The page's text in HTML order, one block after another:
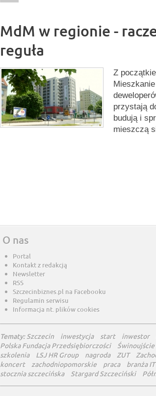
MdM w regionie -
reguła
Z
przystają
budują i
mieszczą
O nas
Portal
Kontakt z redakcją
Newsletter
RSS
Szczecinbiznes.pl na Facebooku
Regulamin serwisu
Informacja nt. plików cookies
Tematy:Szczecin inwestycja start inwestor
Polska Fundacja Przedsiębiorczości
Świnoujście
szkolenia
LSJ HR Group nagroda ZUT
koncert
zachodniopomorskie praca branża IT
stocznia szczecińska
Stargard Szczeciński